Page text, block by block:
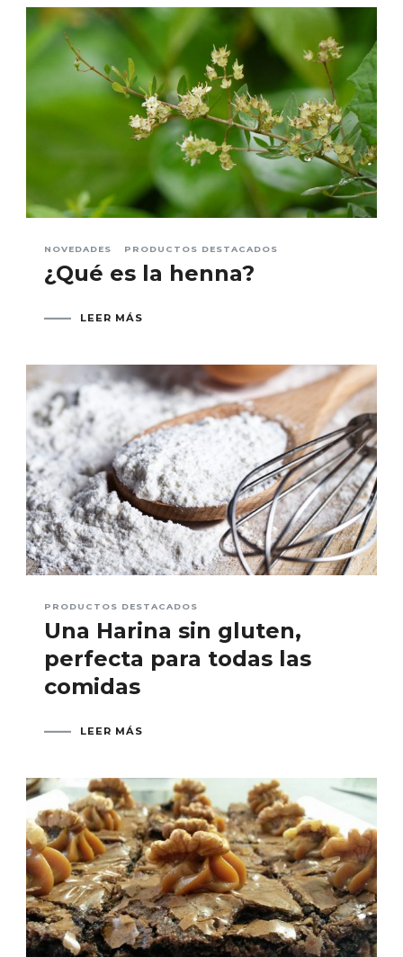
NOVEDADES PRODUCTOS DESTACADOS
¿Qué es la henna?
LEER MÁS
PRODUCTOS DESTACADOS
Una Harina sin gluten,
perfecta para todas las
comidas
LEER MÁS